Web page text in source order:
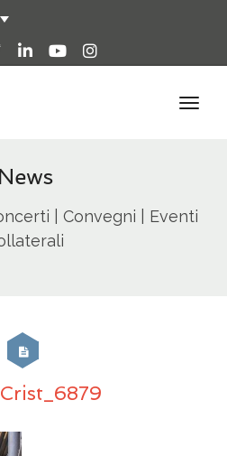
News
| Convegni | Eventi